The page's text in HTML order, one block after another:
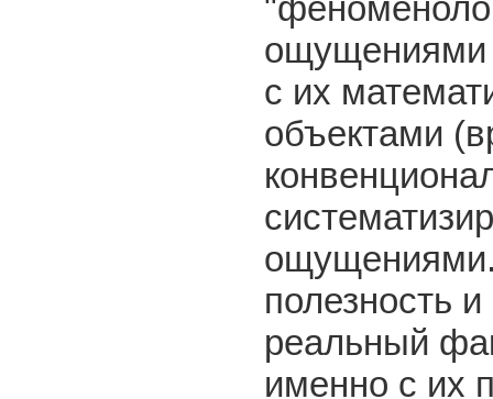
ощущениями
с их
объектами
полезность
реальный
именно с их